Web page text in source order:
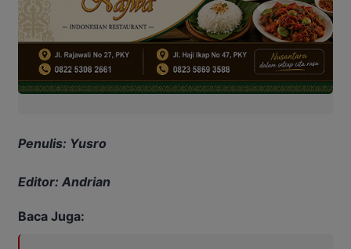
Penulis: Yusro
Editor: Andrian
Baca Juga: